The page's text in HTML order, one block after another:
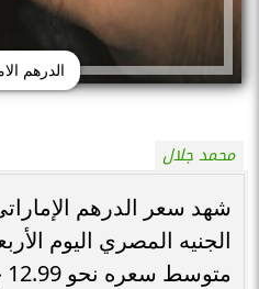
الدرهم
محمد جلال
شهد سعر الدرهم